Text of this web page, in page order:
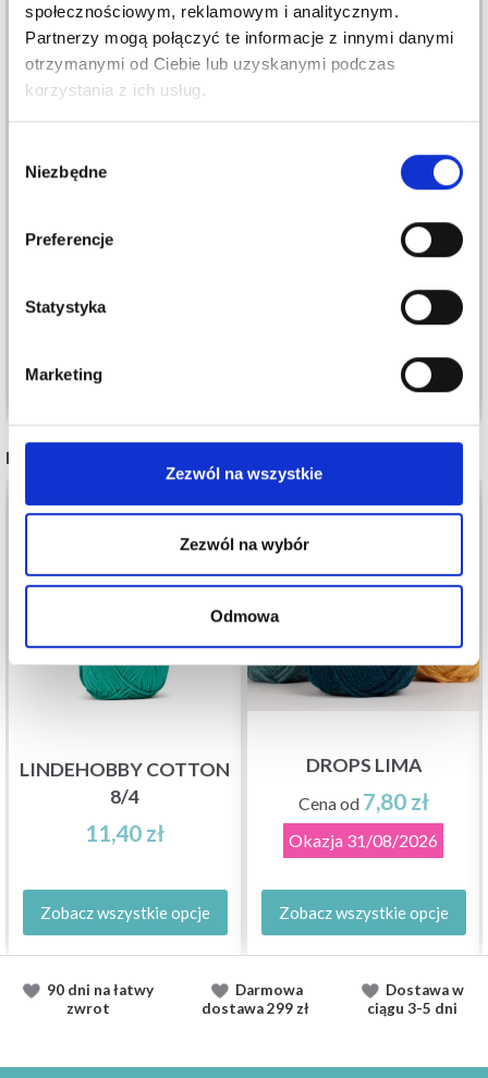
społecznościowym, reklamowym i analitycznym.
Partnerzy mogą połączyć te informacje z innymi danymi
otrzymanymi od Ciebie lub uzyskanymi podczas
korzystania z ich usług.
zgody
Niezbędne
Preferencje
Statystyka
Marketing
Zezwól na wszystkie
Zezwól na wybór
Odmowa
DROPS PARIS
Zobacz wszystkie opcje
DROPS FABEL PRINT
31/08/2026
Zobacz wszystkie opcje
POLECANE DLA CIEBIE
LINDEHOBBY COTTON
8/4
11,40 zł
Zobacz wszystkie opcje
DROPS LIMA
Cena od 7,80 zł
Okazja 31/08/2026
Zobacz wszystkie opcje
90 dni na łatwy
zwrot
Darmowa
dostawa299 zł
Dostawaw
ciągu 3-5 dni